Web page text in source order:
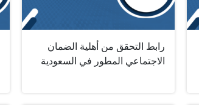
رابط التحقق من أهلية الضمان
الاجتماعي المطور في السعودية